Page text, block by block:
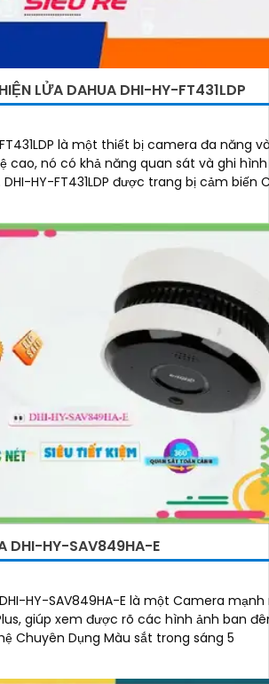
LỬA DAHUA DHI-HY-FT431LDP
là một thiết bị camera đa năng
cả ngày lẫn đêm. DHI-HY-FT431LDP được trang bị cảm
DHI-HY-SAV849HA-E
HY-SAV849HA-E là một Camera
giúp xem được rõ các hình ảnh ban đêm.
Chuyên Dụng Màu sắt trong sáng 5